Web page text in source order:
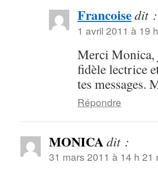
Francoisedit :
1 avril 2011 à 19
Merci Monica,
fidèle lectrice
tes messages.
Répondre
MONICAdit :
31 mars 2011 à 14 h 21